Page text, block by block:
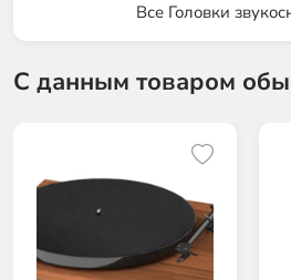
Все Головки
С данным товаром